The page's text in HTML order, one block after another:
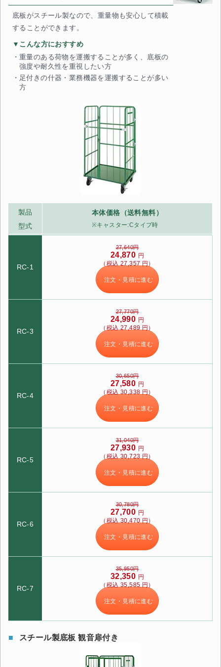
底板がスチール製なので、重量物も安心して積載
することができます。
▼こんな方におすすめ
重量のある荷物を運搬することが多く、底板の
強度や耐久性を重視したい方
足付きの什器・業務機器を運搬することが多い
方
製品
型式
本体価格（送料無料）
※キャスター:Cタイプ時
RC-1
27,640円
24,870 円
（税込 27,357 円）
注文・見積に進む
RC-3
27,770円
24,990 円
（税込 27,489 円）
注文・見積に進む
RC-4
30,650円
27,580 円
（税込 30,338 円）
注文・見積に進む
RC-5
31,040円
27,930 円
（税込 30,723 円）
注文・見積に進む
RC-6
30,780円
27,700 円
（税込 30,470 円）
注文・見積に進む
RC-7
35,950円
32,350 円
（税込 35,585 円）
注文・見積に進む
スチール製底板 観音扉付き
カートに追加しました。
スチールラック3台以上の場合、見積書にてお値引き保証い
たします！
ます(安心保証付き)